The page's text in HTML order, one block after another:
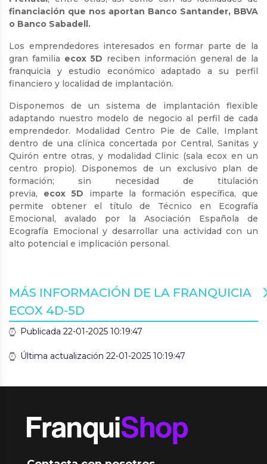
financiación que nos aportan Banco Santander, BBVA
o Banco Sabadell.
Los emprendedores interesados en formar parte de la
gran familia ecox 5D reciben información general de la
franquicia y estudio económico adaptado a su perfil
financiero y localidad de implantación.
Disponemos de un sistema de implantación flexible
adaptando nuestro modelo de negocio al perfil de cada
emprendedor. Modalidad Centro Pie de Calle, Implant
dentro de una clínica concertada por Central, Sanitas y
Quirón entre otras, y modalidad Clinic (sala ecox en un
centro propio). Disponemos de un exclusivo plan de
formación; sin necesidad de titulación
previa, ecox 5D imparte la formación específica, que
permite obtener el título de Técnico en Ecografía
Emocional, avalado por la Asociación Española de
Ecografía Emocional y desarrollar una actividad con un
alto potencial e implicación personal.
MÁS INFORMACIÓN DE LA FRANQUICIA
ECOX 4D-5D
Publicada 22-01-2025 10:19:47
Última actualización 22-01-2025 10:19:47